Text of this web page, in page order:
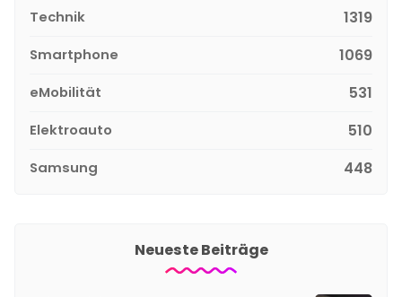
Technik 1319
Smartphone 1069
eMobilität 531
Elektroauto 510
Samsung 448
Neueste Beiträge